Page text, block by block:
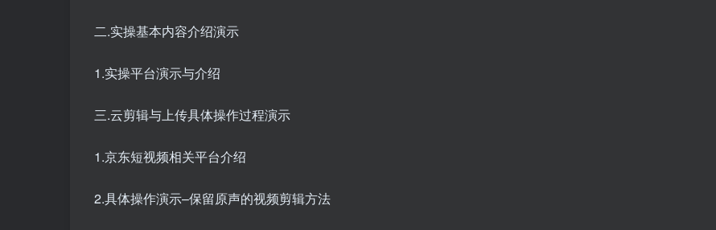
二.实操基本内容介绍演示
1.实操平台演示与介绍
三.云剪辑与上传具体操作过程演示
1.京东短视频相关平台介绍
2.具体操作演示–保留原声的视频剪辑方法